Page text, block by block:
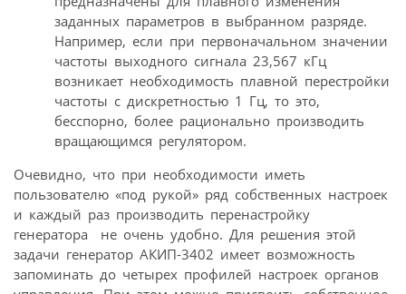
заданных параметров в выбранном разряде.
Например, если при первоначальном значении
частоты выходного сигнала 23,567 кГц
возникает необходимость плавной перестройки
частоты с дискретностью 1 Гц, то это,
бесспорно, более рационально производить
вращающимся регулятором.
Очевидно, что при необходимости иметь
пользователю «под рукой» ряд собственных настроек
и каждый раз производить перенастройку
генератора  не очень удобно. Для решения этой
задачи генератор АКИП-3402 имеет возможность
запоминать до четырех профилей настроек органов